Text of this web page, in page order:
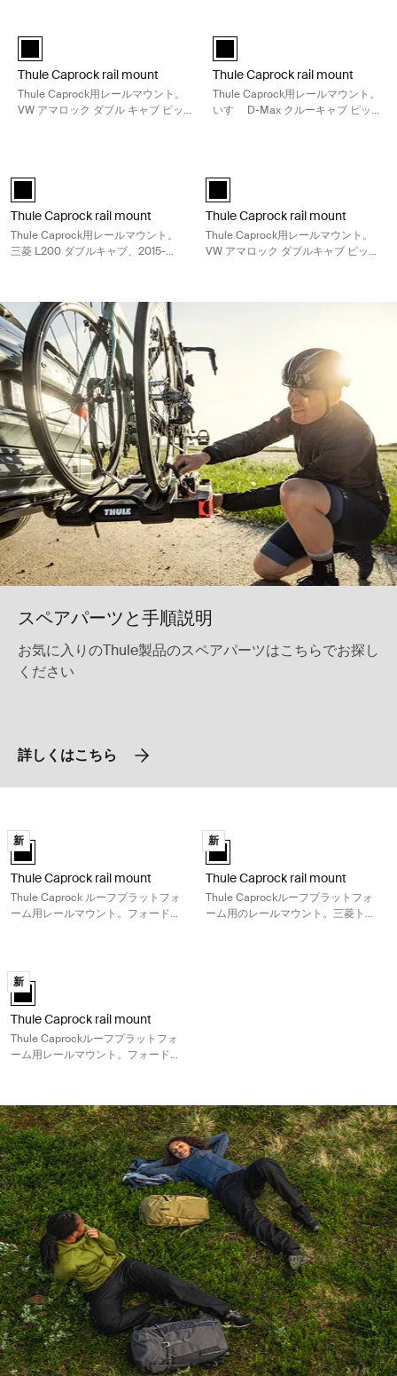
Thule Caprock rail mount 黒 (selected)
Thule Caprock rail mount
Thule Caprock用レールマウント。
VW アマロック ダブル キャブ ピッ
Thule Caprock rail mount 黒
Thule Caprock rail mount
Thule Caprock用レールマウント。
いすゞ D-Max クルーキャブ ピック
Thule Caprock rail mount 黒 (selected)
Thule Caprock rail mount
Thule Caprock用レールマウント。
三菱 L200 ダブルキャブ、2015-
ック ダブルキャブ ピックアップ、
2015に適合
Thule Caprock rail mount 黒
Thule Caprock rail mount
Thule Caprock用レールマウント。
VW アマロック ダブルキャブ ピック
スペアパーツと手順説明
お気に入りのThule製品のスペアパーツはこちらでお探し
ください
詳しくはこちら
Thule Caprock rail mount Thule Caprock ルーフプラットフォーム用レ
新
Thule Caprock rail mount 黒 (selected)
Thule Caprock rail mount
Thule Caprock ルーフプラットフォ
ーム用レールマウント。フォードエ
Thule Caprock rail mount Thule
新
Thule Caprock rail mount 黒
Thule Caprock rail mount
Thule Caprockルーフプラットフォ
ーム用のレールマウント。三菱トラ
Thule Caprock rail mount Thule Caprockルーフプラットフォーム用レ
新
Thule Caprock rail mount 黒 (selected)
Thule Caprock rail mount
Thule Caprockルーフプラットフォ
ーム用レールマウント。フォードレ